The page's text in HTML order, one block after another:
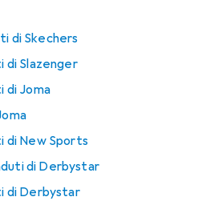
di Skechers
di Slazenger
di Joma
di New Sports
di Derbystar
di Derbystar